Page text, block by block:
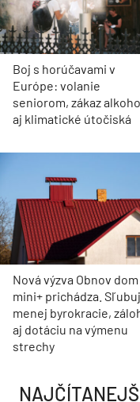
Boj s horúčavami v
Európe: volanie
seniorom, zákaz
aj klimatické útočiská
Nová výzva Obnov dom
mini+ prichádza. Sľubuje
menej byrokracie,
aj dotáciu na výmenu
strechy